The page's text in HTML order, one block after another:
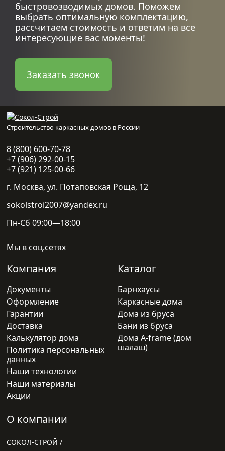
быстровозводимых домов. Поможем
выбрать оптимальную комплектацию,
рассчитаем стоимость и ответим на все
интересующие вас моменты!
Заказать звонок
Строительство каркасных домов в России
8 (800) 600-70-78
+7 (906) 292-00-15
+7 (921) 125-00-66
г. Москва, ул. Потаповская Роща, 12
sokolstroi2007@yandex.ru
Пн-Сб 09:00—18:00
Мы в соц.сетях
Компания
Документы
Оформление
Гарантии
Доставка
Калькулятор дома
Политика персональных
данных
Наши технологии
Наши материалы
Акции
Каталог
Барнхаусы
Каркасные дома
Дома из бруса
Бани из бруса
Дома A-frame (дом
шалаш)
О компании
СОКОЛ-СТРОЙ /